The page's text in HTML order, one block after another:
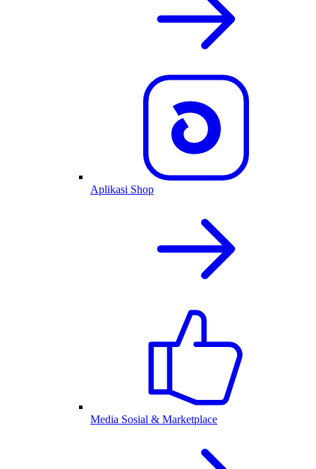
Aplikasi Shop
Media Sosial & Marketplace